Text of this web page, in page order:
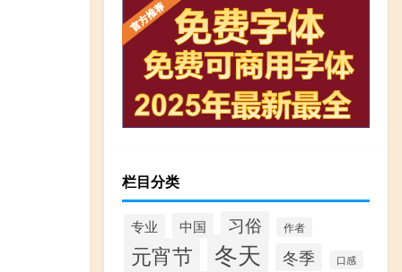
栏目分类
专业 中国 习俗 作者
元宵节 冬天 冬季 口感